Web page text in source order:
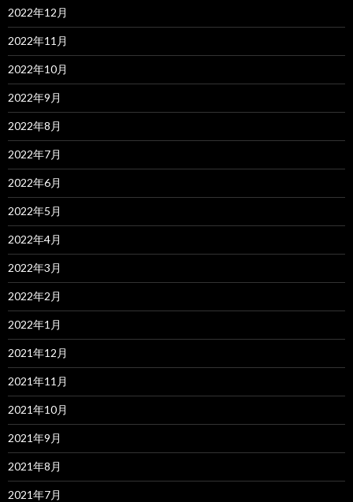
2022年12月
2022年11月
2022年10月
2022年9月
2022年8月
2022年7月
2022年6月
2022年5月
2022年4月
2022年3月
2022年2月
2022年1月
2021年12月
2021年11月
2021年10月
2021年9月
2021年8月
2021年7月